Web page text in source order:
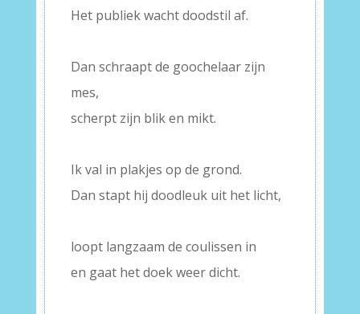
Het publiek wacht doodstil af.
Dan schraapt de goochelaar zijn
mes,
scherpt zijn blik en mikt.
Ik val in plakjes op de grond.
Dan stapt hij doodleuk uit het licht,
loopt langzaam de coulissen in
en gaat het doek weer dicht.